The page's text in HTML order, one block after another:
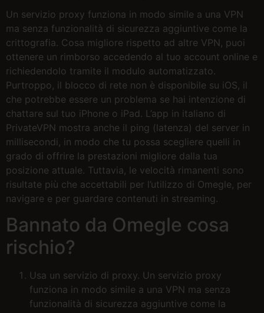
Un servizio proxy funziona in modo simile a una VPN
ma senza funzionalità di sicurezza aggiuntive come la
crittografia. Cosa migliore rispetto ad altre VPN, puoi
ottenere un rimborso accedendo al tuo account online e
richiedendolo tramite il modulo automatizzato.
Purtroppo, il blocco di rete non è disponibile su iOS, il
che potrebbe essere un problema se hai intenzione di
chattare sul tuo iPhone o iPad. L’app in italiano di
PrivateVPN mostra anche il ping (latenza) del server in
millisecondi, in modo che tu possa scegliere quelli in
grado di offrire la prestazioni migliore dalla tua
posizione attuale. Tuttavia, le velocità rimanenti sono
risultate più che accettabili per l’utilizzo di Omegle, per
navigare e per guardare contenuti in streaming.
Bannato da Omegle cosa
rischio?
Usa un servizio di proxy. Un servizio proxy
funziona in modo simile a una VPN ma senza
funzionalità di sicurezza aggiuntive come la